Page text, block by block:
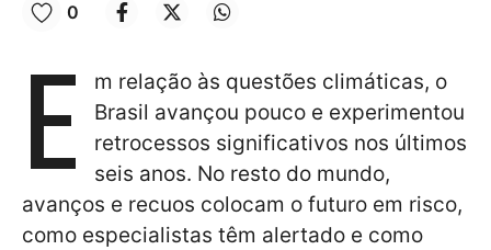
0
E
m relação às questões climáticas, o
Brasil avançou pouco e experimentou
retrocessos significativos nos últimos
seis anos. No resto do mundo,
avanços e recuos colocam o futuro em risco,
como especialistas têm alertado e como